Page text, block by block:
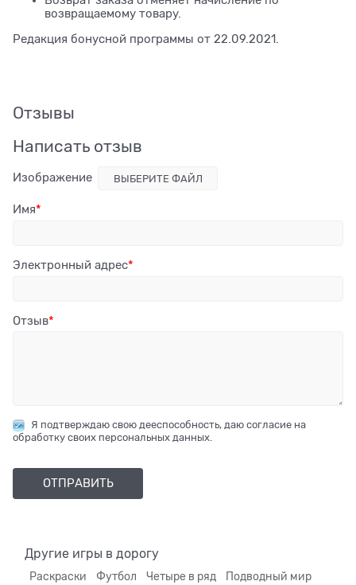
возвращаемому товару.
Редакция бонусной программы от 22.09.2021.
Отзывы
Написать отзыв
Изображение ВЫБЕРИТЕ ФАЙЛ
Имя
Электронный адрес
Отзыв
Я подтверждаю свою дееспособность, даю согласие на
обработку своих персональных данных.
Другие игры в дорогу
Раскраски Футбол Четыре в ряд
Подводный мир